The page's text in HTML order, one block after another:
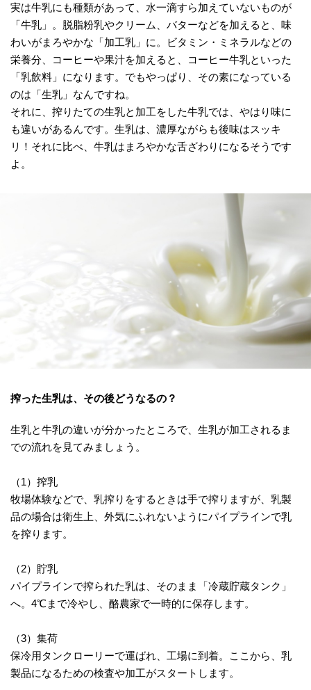
実は牛乳にも種類があって、水一滴すら加えていないものが
「牛乳」。脱脂粉乳やクリーム、バターなどを加えると、味
わいがまろやかな「加工乳」に。ビタミン・ミネラルなどの
栄養分、コーヒーや果汁を加えると、コーヒー牛乳といった
「乳飲料」になります。でもやっぱり、その素になっている
のは「生乳」なんですね。
それに、搾りたての生乳と加工をした牛乳では、やはり味に
も違いがあるんです。生乳は、濃厚ながらも後味はスッキ
リ！それに比べ、牛乳はまろやかな舌ざわりになるそうです
よ。
搾った生乳は、その後どうなるの？
生乳と牛乳の違いが分かったところで、生乳が加工されるま
での流れを見てみましょう。
（1）搾乳
牧場体験などで、乳搾りをするときは手で搾りますが、乳製
品の場合は衛生上、外気にふれないようにパイプラインで乳
を搾ります。
（2）貯乳
パイプラインで搾られた乳は、そのまま「冷蔵貯蔵タンク」
へ。4℃まで冷やし、酪農家で一時的に保存します。
（3）集荷
保冷用タンクローリーで運ばれ、工場に到着。ここから、乳
製品になるための検査や加工がスタートします。